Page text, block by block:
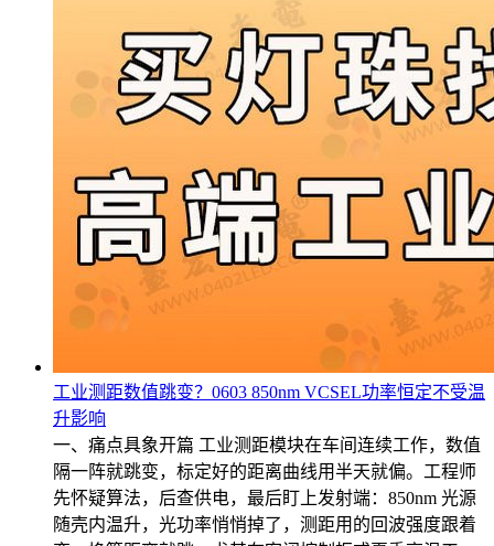
工业测距数值跳变？0603 850nm VCSEL功率恒定不受温
升影响
一、痛点具象开篇 工业测距模块在车间连续工作，数值
隔一阵就跳变，标定好的距离曲线用半天就偏。工程师
先怀疑算法，后查供电，最后盯上发射端：850nm 光源
随壳内温升，光功率悄悄掉了，测距用的回波强度跟着